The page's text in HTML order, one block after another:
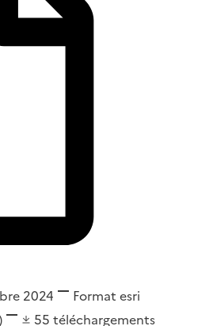
2024 Format esri
55 téléchargements